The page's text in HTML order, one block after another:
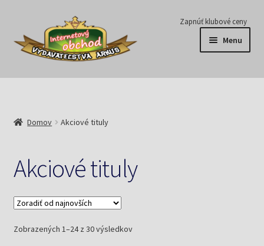
Preskočiť
navigáciu
Preskočiť
obsah
Zapnúť klubové ceny
Menu
Série
Predplatné
Pripravujeme
Pre školy
Domov Akciové tituly
Akciové tituly
Zobrazených 1–24 z 30 výsledkovZoradené